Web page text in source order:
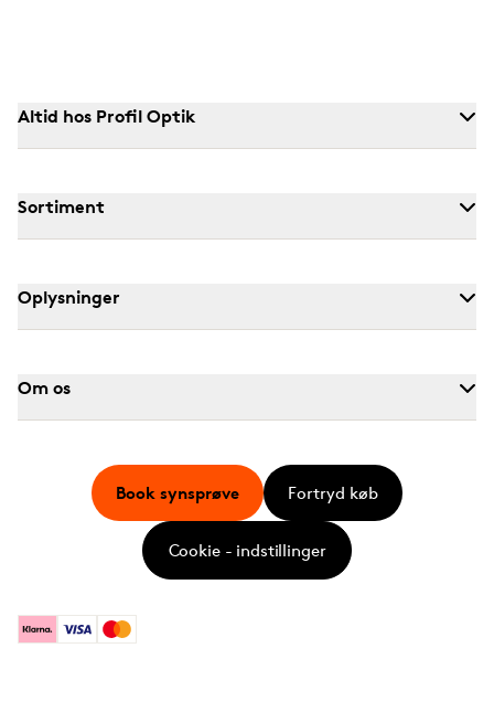
Altid hos Profil Optik
Sortiment
Oplysninger
Om os
KlarnaVisa Mastercard
Book synsprøve Fortryd køb
Cookie - indstillinger